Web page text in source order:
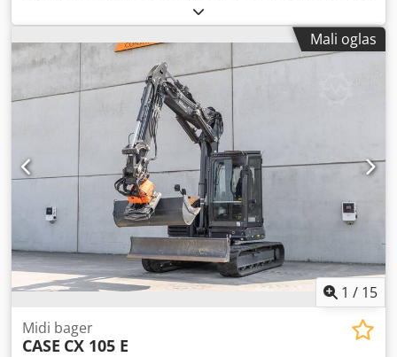
Mali oglas
1 / 15
Midi bager
CASE CX 105 E